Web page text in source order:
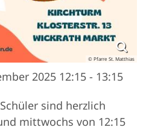
© Pfarre St. Matthias
2025 12:15 - 13:15
sind herzlich
mittwochs von 12:15